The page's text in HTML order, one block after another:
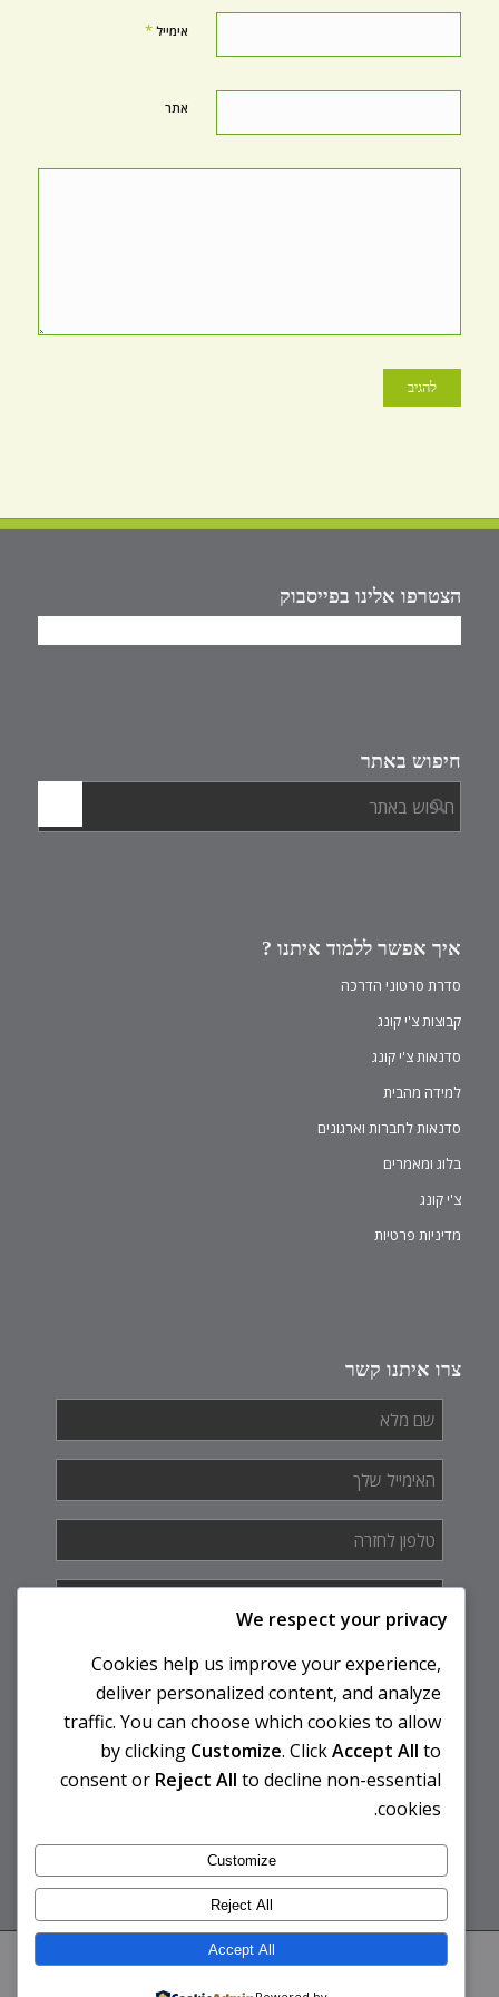
אימייל *
אתר
הצטרפו אלינו בפייסבוק
חיפוש באתר
איך אפשר ללמוד איתנו ?
סדרת סרטוני הדרכה
קבוצות צ'י קונג
סדנאות צ'י קונג
למידה מהבית
סדנאות לחברות וארגונים
בלוג ומאמרים
צ'י קונג
מדיניות פרטיות
צרו איתנו קשר
שם
מלא *
האימייל
שלך *
טלפון
לחזרה *
איך
יכולים
לך?
| עיצוב אתר - עינת איניTHE-BRAND
We respect your privacy
Cookies help us improve your experience,
deliver personalized content, and analyze
traffic. You can choose which cookies to allow
by clicking Customize. ClickAccept All to
consent or Reject All to decline non-essential
cookies.
Customize
Reject All
Accept All